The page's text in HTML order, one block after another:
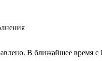
В ближайшее время с